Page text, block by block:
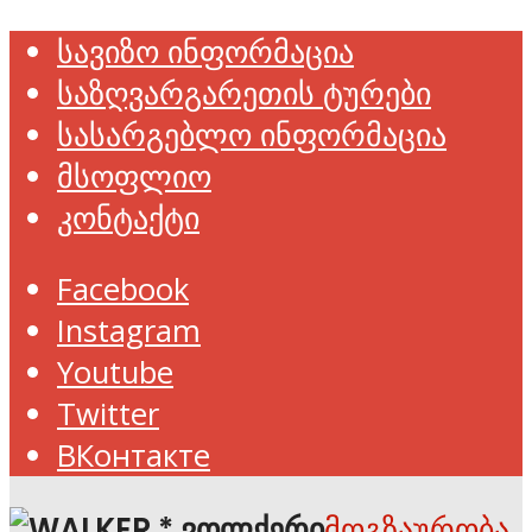
სავიზო ინფორმაცია
საზღვარგარეთის ტურები
სასარგებლო ინფორმაცია
მსოფლიო
კონტაქტი
Facebook
Instagram
Youtube
Twitter
ВКонтакте